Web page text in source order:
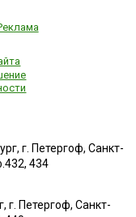
г. Петергоф, Санкт-
434
г. Петергоф, Санкт-